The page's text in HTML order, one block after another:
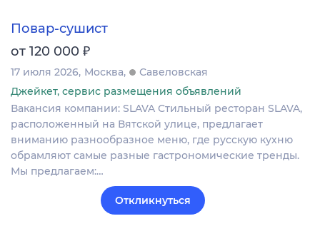
Повар-сушист
от 120 000 ₽
17 июля 2026 Москва
Савеловская
Джейкет, сервис размещения объявлений
Вакансия компании: SLAVA Стильный ресторан SLAVA,
расположенный на Вятской улице, предлагает
вниманию разнообразное меню, где русскую кухню
обрамляют самые разные гастрономические тренды.
Мы предлагаем:…
Откликнуться